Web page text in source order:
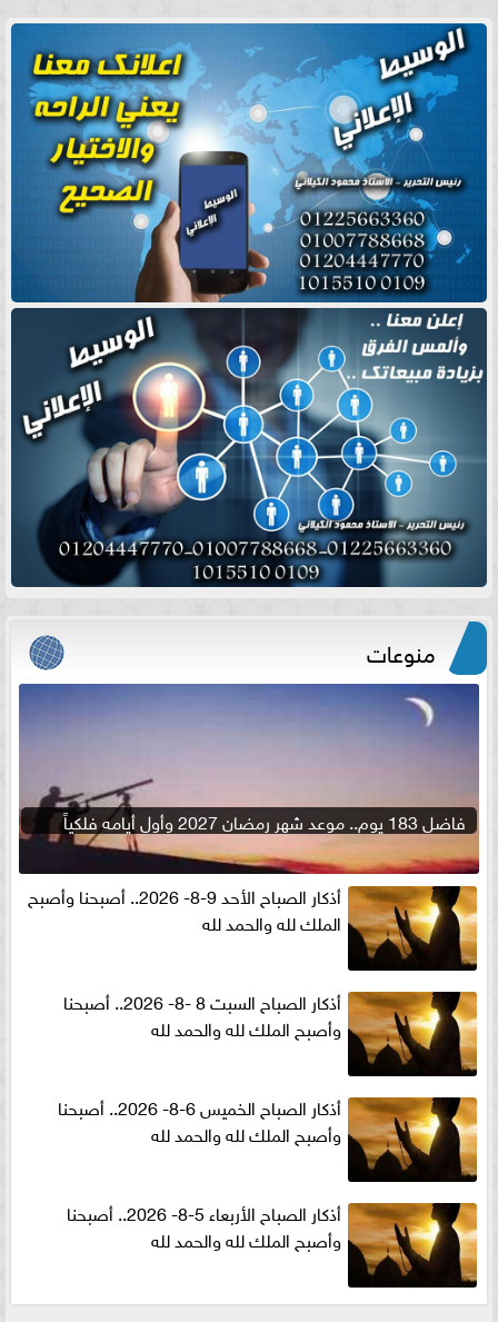
منوعات
فاضل 183 يوم.. موعد شهر رمضان 2027 وأول أيامه فلكياً
أذكار الصباح الأحد 9-8- 2026.. أصبحنا وأصبح
الملك لله والحمد لله
أذكار الصباح السبت 8 -8- 2026.. أصبحنا
وأصبح الملك لله والحمد لله
أذكار الصباح الخميس 6-8- 2026.. أصبحنا
وأصبح الملك لله والحمد لله
أذكار الصباح الأربعاء 5-8- 2026.. أصبحنا
وأصبح الملك لله والحمد لله